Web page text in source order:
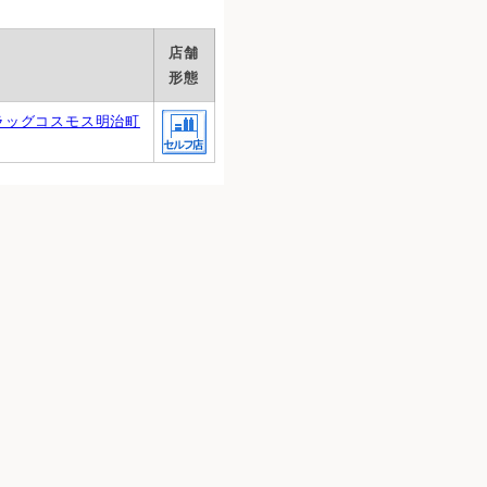
店舗
形態
グコスモス明治町